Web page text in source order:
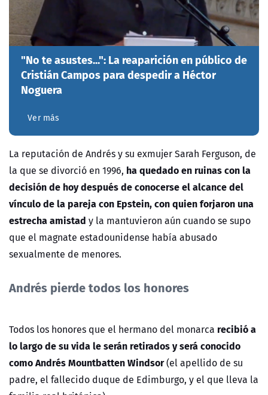
"No te asustes...": La reaparición en público de
Cristián Campos para despedir a Héctor
Noguera
Ver más
La reputación de Andrés y su exmujer Sarah Ferguson, de
la que se divorció en 1996, ha quedado en ruinas con la
decisión de hoy después de conocerse el alcance del
vínculo de la pareja con Epstein, con quien forjaron una
estrecha amistad y la mantuvieron aún cuando se supo
que el magnate estadounidense había abusado
sexualmente de menores.
Andrés pierde todos los honores
Todos los honores que el hermano del monarca recibió a
lo largo de su vida le serán retirados y será conocido
como Andrés Mountbatten Windsor(el apellido de su
padre, el fallecido duque de Edimburgo, y el que lleva la